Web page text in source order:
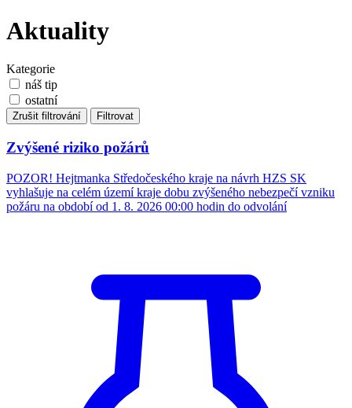
Aktuality
Kategorie
náš tip
ostatní
Zrušit filtrování Filtrovat
Zvýšené riziko požárů
POZOR! Hejtmanka Středočeského kraje na návrh HZS SK
vyhlašuje na celém území kraje dobu zvýšeného nebezpečí vzniku
požáru na období od 1. 8. 2026 00:00 hodin do odvolání